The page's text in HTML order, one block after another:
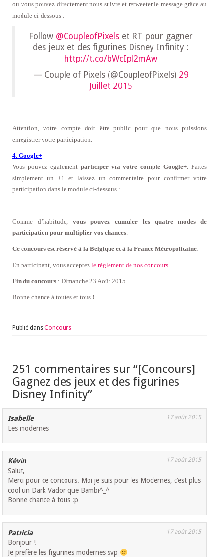
ou vous pouvez directement nous suivre et retweeter le message grâce au
module ci-dessous :
Follow @CoupleofPixels et RT pour gagner
des jeux et des figurines Disney Infinity :
http://t.co/bWcIpl2mAw
— Couple of Pixels (@CoupleofPixels) 29
Juillet 2015
Attention, votre compte doit être public pour que nous puissions
enregistrer votre participation.
4. Google+
Vous pouvez également participer via votre compte Google+. Faites
simplement un +1 et laissez un commentaire pour confirmer votre
participation dans le module ci-dessous :
Comme d’habitude, vous pouvez cumuler les quatre modes de
participation pour multiplier vos chances.
Ce concours est réservé à la Belgique et à la France Métropolitaine.
En participant, vous acceptez le règlement de nos concours.
Fin du concours : Dimanche 23 Août 2015.
Bonne chance à toutes et tous !
Publié dans Concours
251 commentaires sur “[Concours]
Gagnez des jeux et des figurines
Disney Infinity”
Isabelle 17 août 2015
Les modernes
Kévin 17 août 2015
Salut,
Merci pour ce concours. Moi je suis pour les Modernes, c’est plus
cool un Dark Vador que Bambi^_^
Bonne chance à tous :p
Patricia 17 août 2015
Bonjour !
Je prefère les figurines modernes svp